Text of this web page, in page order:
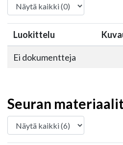
Luokittelu
Ei dokumentteja
Seuran